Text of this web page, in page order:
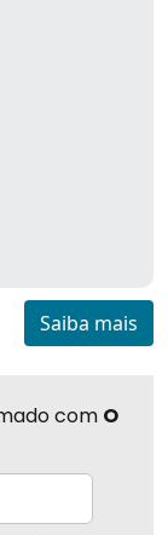
Saiba mais
com O